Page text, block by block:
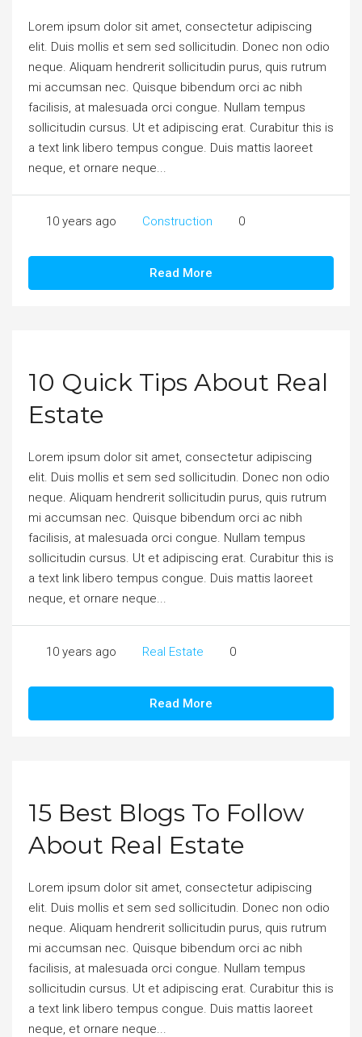
Lorem ipsum dolor sit amet, consectetur adipiscing
elit. Duis mollis et sem sed sollicitudin. Donec non odio
neque. Aliquam hendrerit sollicitudin purus, quis rutrum
mi accumsan nec. Quisque bibendum orci ac nibh
facilisis, at malesuada orci congue. Nullam tempus
sollicitudin cursus. Ut et adipiscing erat. Curabitur this is
a text link libero tempus congue. Duis mattis laoreet
neque, et ornare neque...
10 years ago Construction 0
Read More
10 Quick Tips About Real
Estate
Lorem ipsum dolor sit amet, consectetur adipiscing
elit. Duis mollis et sem sed sollicitudin. Donec non odio
neque. Aliquam hendrerit sollicitudin purus, quis rutrum
mi accumsan nec. Quisque bibendum orci ac nibh
facilisis, at malesuada orci congue. Nullam tempus
sollicitudin cursus. Ut et adipiscing erat. Curabitur this is
a text link libero tempus congue. Duis mattis laoreet
neque, et ornare neque...
10 years ago Real Estate 0
Read More
15 Best Blogs To Follow
About Real Estate
Lorem ipsum dolor sit amet, consectetur adipiscing
elit. Duis mollis et sem sed sollicitudin. Donec non odio
neque. Aliquam hendrerit sollicitudin purus, quis rutrum
mi accumsan nec. Quisque bibendum orci ac nibh
facilisis, at malesuada orci congue. Nullam tempus
sollicitudin cursus. Ut et adipiscing erat. Curabitur this is
a text link libero tempus congue. Duis mattis laoreet
neque, et ornare neque...